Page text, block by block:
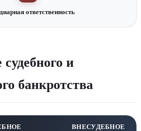
ответственность
и
банкротства
ВНЕСУДЕБНОЕ